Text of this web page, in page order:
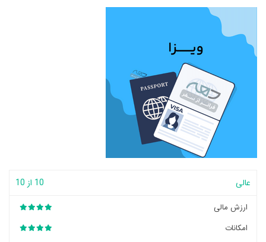
عالی 10 از 10
ارزش مالی
امکانات